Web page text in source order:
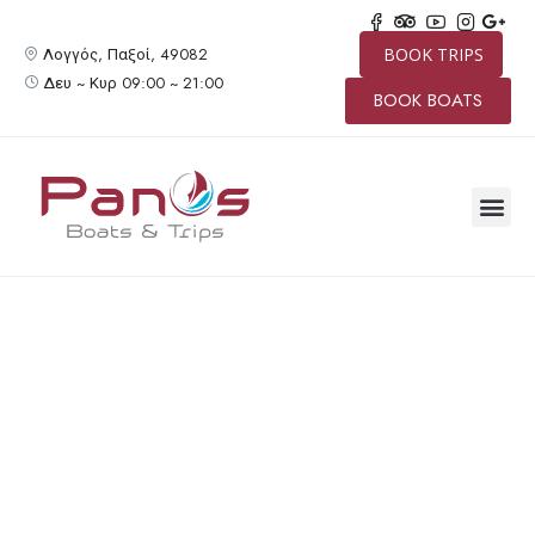
Λογγός, Παξοί, 49082
Δευ ~ Κυρ 09:00 ~ 21:00
BOOK TRIPS
BOOK BOATS